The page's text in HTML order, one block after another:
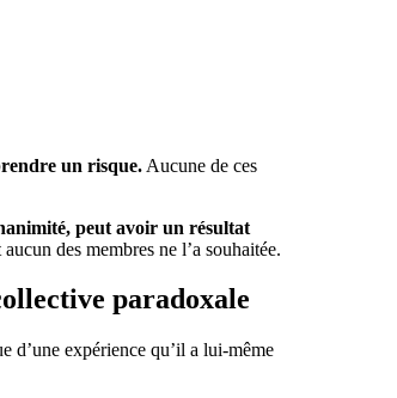
un risque.Aucune de ces
peut avoir un résultat
des membres ne l’a souhaitée.
paradoxale
d’une expérience qu’il a lui-même